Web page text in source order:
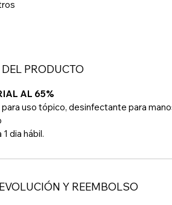
PRODUCTO
AL 65%
uso tópico, desinfectante para
dia hábil.
Y REEMBOLSO